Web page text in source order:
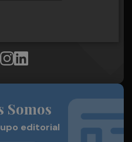
redes
Somos
editorial